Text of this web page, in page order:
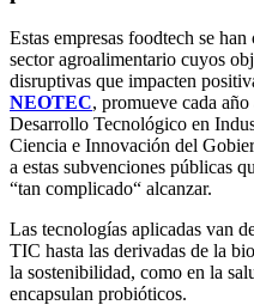
Estas empresas foodtech se
sector agroalimentario cuyos
disruptivas que impacten
NEOTEC, promueve cada
Desarrollo Tecnológico en
Ciencia e Innovación del
a estas subvenciones públicas
“tan complicado“ alcanzar.
Las tecnologías aplicadas van
TIC hasta las derivadas de la
la sostenibilidad, como en la
encapsulan probióticos.